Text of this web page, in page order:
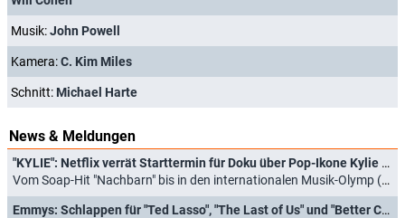
Musik:John Powell
Kamera:C. Kim Miles
Schnitt: Michael Harte
News & Meldungen
"KYLIE": Netflix verrät Starttermin für Doku über Pop-Ikone Kylie Minogue
Vom Soap-Hit "Nachbarn" bis in den internationalen Musik-Olymp (05.05.2026)
Emmys: Schlappen für "Ted Lasso", "The Last of Us" und "Better Call Saul"